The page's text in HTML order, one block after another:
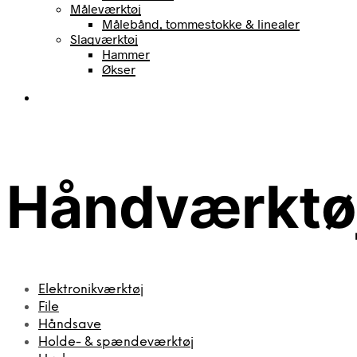
Måleværktøj
Målebånd, tommestokke & linealer
Slagværktøj
Hammer
Økser
Elektronikværktøj
File
Håndsave
Holde- & spænde­værktøj